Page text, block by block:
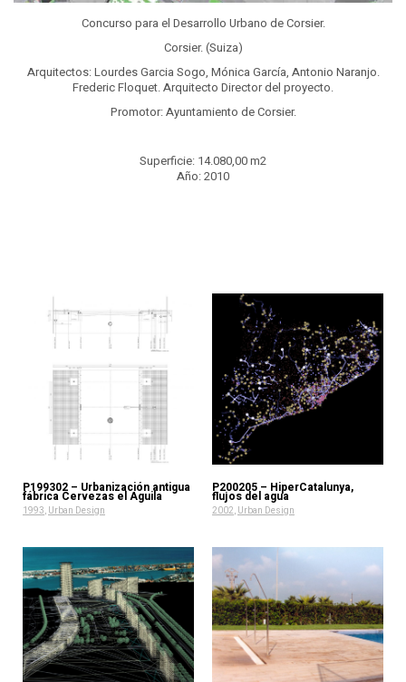
Concurso para el Desarrollo Urbano de Corsier.
Corsier. (Suiza)
Arquitectos: Lourdes Garcia Sogo, Mónica García, Antonio Naranjo.
Frederic Floquet. Arquitecto Director del proyecto.
Promotor: Ayuntamiento de Corsier.
Superficie: 14.080,00 m2
Año: 2010
P199302 – Urbanización antigua
fábrica Cervezas el Aguila
1993, Urban Design
P200205 – HiperCatalunya,
flujos del agua
2002, Urban Design